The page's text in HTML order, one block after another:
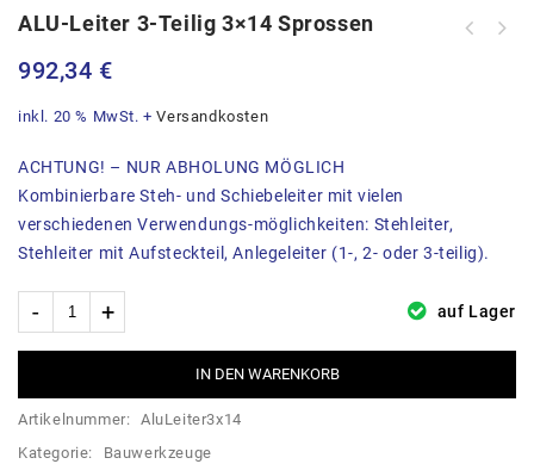
ALU-Leiter 3-Teilig 3×14 Sprossen
992,34 €
inkl. 20 % MwSt. +Versandkosten
ACHTUNG! – NUR ABHOLUNG MÖGLICH
Kombinierbare Steh- und Schiebeleiter mit vielen
verschiedenen Verwendungs-möglichkeiten: Stehleiter,
Stehleiter mit Aufsteckteil, Anlegeleiter (1-, 2- oder 3-teilig).
auf Lager
IN DEN WARENKORB
Artikelnummer: AluLeiter3x14
Kategorie:
Bauwerkzeuge